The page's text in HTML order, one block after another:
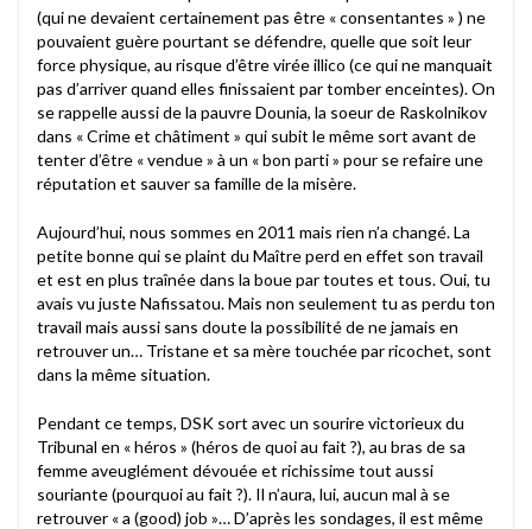
(qui ne devaient certainement pas être « consentantes » ) ne
pouvaient guère pourtant se défendre, quelle que soit leur
force physique, au risque d’être virée illico (ce qui ne manquait
pas d’arriver quand elles finissaient par tomber enceintes). On
se rappelle aussi de la pauvre Dounia, la soeur de Raskolnikov
dans « Crime et châtiment » qui subit le même sort avant de
tenter d’être « vendue » à un « bon parti » pour se refaire une
réputation et sauver sa famille de la misère.
Aujourd’hui, nous sommes en 2011 mais rien n’a changé. La
petite bonne qui se plaint du Maître perd en effet son travail
et est en plus traînée dans la boue par toutes et tous. Oui, tu
avais vu juste Nafissatou. Mais non seulement tu as perdu ton
travail mais aussi sans doute la possibilité de ne jamais en
retrouver un… Tristane et sa mère touchée par ricochet, sont
dans la même situation.
Pendant ce temps, DSK sort avec un sourire victorieux du
Tribunal en « héros » (héros de quoi au fait ?), au bras de sa
femme aveuglément dévouée et richissime tout aussi
souriante (pourquoi au fait ?). Il n’aura, lui, aucun mal à se
retrouver « a (good) job »… D’après les sondages, il est même